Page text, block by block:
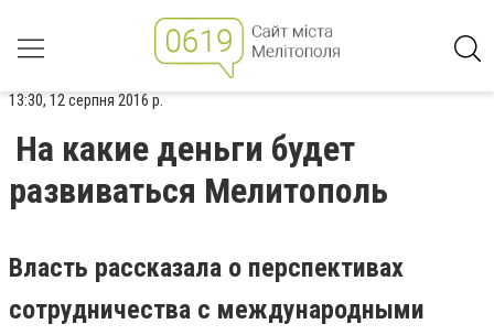
13:30, 12 серпня 2016 р.
На какие деньги будет
развиваться Мелитополь
Власть рассказала о перспективах
сотрудничества с международными